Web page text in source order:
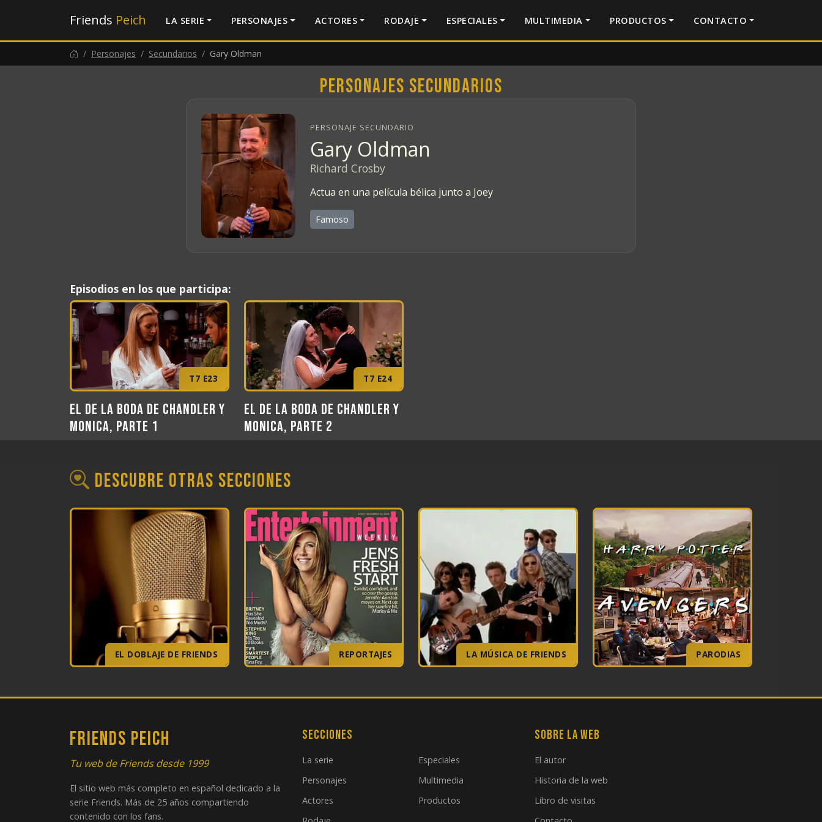
Friends Peich LA SERIE PERSONAJES ACTORES RODAJE ESPECIALES MULTIMEDIA PRODUCTOS CONTACTO
Personajes Secundarios Gary Oldman
Personajes secundarios
PERSONAJE SECUNDARIO
Gary Oldman
Richard Crosby
Actua en una película bélica junto a Joey
Famoso
Episodios en los que participa:
T7 E23
El de la boda de Chandler y
Monica, Parte 1
T7 E24
El de la boda de Chandler y
Monica, Parte 2
Descubre otras secciones
EL DOBLAJE DE FRIENDS REPORTAJES LA MÚSICA DE FRIENDS PARODIAS
FRIENDS PEICH
Tu web de Friends desde 1999
El sitio web más completo en español dedicado a la
serie Friends. Más de 25 años compartiendo
contenido con los fans.
Secciones
La serie
Personajes
Actores
Especiales
Multimedia
Productos
Sobre la web
El autor
Historia de la web
Libro de visitas